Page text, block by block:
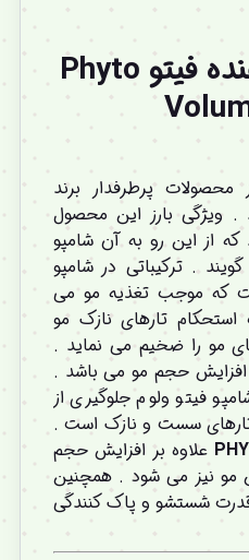
شامپو حجم دهنده فیتو Phyto
پرطرفدار برند
. ویژگی بارز این محصول
از این رو به آن شامپو
. ترکیباتی در شامپو
که موجب تغذیه مو می
تارهای نازک مو
مو را ضخیم می نماید .
حجم مو می باشد .
فیتو ولوم جلوگیری از
سست و نازک است .
علاوه بر افزایش حجم
مو نیز می شود . همچنین
قدرت شستشو و پاک کنندگی